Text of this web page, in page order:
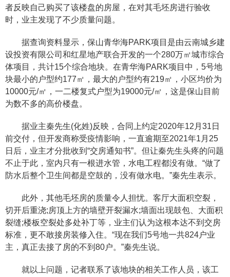
者反映自己购买了该楼盘的房屋，在对其毛坯房进行验收
时，业主发现了不少质量问题。
据查询资料显示，保山青华海PARK项目是由云南城乡建
设投资有限公司和红星地产联合开发的一个280万㎡城市综合
体项目，共计15个综合地块。在青华海PARK项目中，5号地
块最小的户型约177㎡，最大的户型约有219㎡，小区均价为
10000元/㎡，一二楼复式户型为19000元/㎡，这是保山目前
为数不多的高价楼盘。
据业主秦先生(化姓)反映，合同上约定2020年12月31日
前交付，但开发商称受疫情影响，一直逾期至2021年1月25
日后，业主才分批收到“交房通知书”。但让秦先生头疼的问题
不止于此，室内只有一根进水管，水电工程都没有做。“做了
防水后整个卫生间都是空鼓的，没有做水电。”秦先生表示。
此外，其他毛坯房的质量令人担忧。客厅大面积空裂，
切开后重浇;房顶上方的墙壁开裂漏水;墙面出现鼓包、大面积
裂缝;楼板空裂处多处补丁等，业主们认为这根本达不到交房
标准，更不敢接房装修入住。“现在我们5号地一共824户业
主，真正去接了房的不到80户。”秦先生说。
就以上问题，记者联系了该地块的相关工作人员，该工